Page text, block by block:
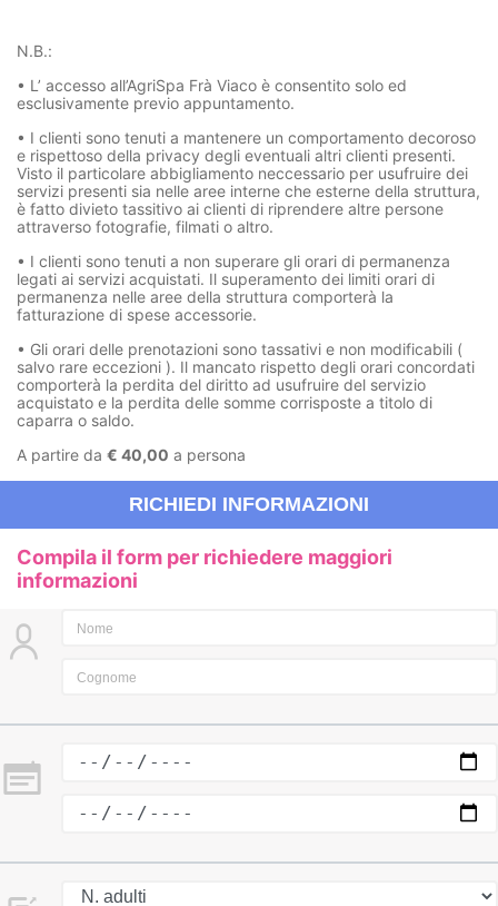
N.B.:
• L’ accesso all’AgriSpa Frà Viaco è consentito solo ed
esclusivamente previo appuntamento.
• I clienti sono tenuti a mantenere un comportamento decoroso
e rispettoso della privacy degli eventuali altri clienti presenti.
Visto il particolare abbigliamento neccessario per usufruire dei
servizi presenti sia nelle aree interne che esterne della struttura,
è fatto divieto tassitivo ai clienti di riprendere altre persone
attraverso fotografie, filmati o altro.
• I clienti sono tenuti a non superare gli orari di permanenza
legati ai servizi acquistati. Il superamento dei limiti orari di
permanenza nelle aree della struttura comporterà la
fatturazione di spese accessorie.
• Gli orari delle prenotazioni sono tassativi e non modificabili (
salvo rare eccezioni ). Il mancato rispetto degli orari concordati
comporterà la perdita del diritto ad usufruire del servizio
acquistato e la perdita delle somme corrisposte a titolo di
caparra o saldo.
A partire da € 40,00 a persona
RICHIEDI INFORMAZIONI
Compila il form per richiedere maggiori
informazioni